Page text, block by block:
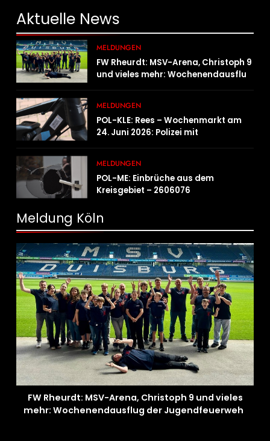
Aktuelle News
MELDUNGEN
FW Rheurdt: MSV-Arena, Christoph 9
und vieles mehr: Wochenendausflug
MELDUNGEN
POL-KLE: Rees – Wochenmarkt am
24. Juni 2026: Polizei mit
MELDUNGEN
POL-ME: Einbrüche aus dem
Kreisgebiet – 2606076
Meldung Köln
FW Rheurdt: MSV-Arena, Christoph 9 und vieles
mehr: Wochenendausflug der Jugendfeuerwehr